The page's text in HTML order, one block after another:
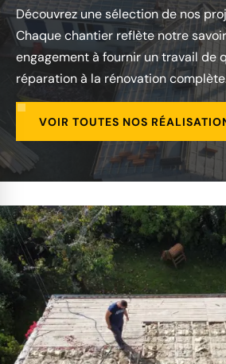
Découvrez une sélection de nos
Chaque chantier reflète notre
engagement à fournir un travail de
réparation à la rénovation
VOIR TOUTES NOS